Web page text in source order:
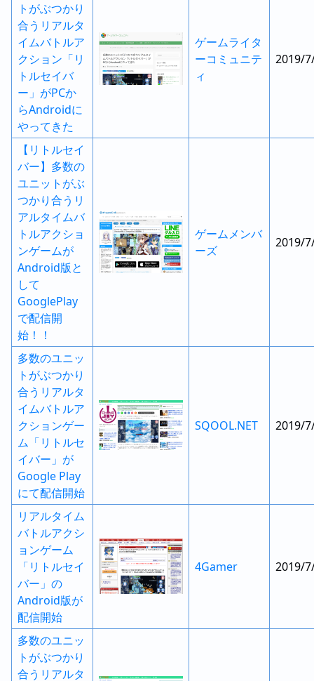
トがぶつかり
合うリアルタ
イムバトルア
クション「リ
トルセイバ
ー」がPCか
らAndroidに
やってきた
ゲームライタ
ーコミュニテ
ィ
2019/
【リトルセイ
バー】多数の
ユニットがぶ
つかり合うリ
アルタイムバ
トルアクショ
ンゲームが
Android版と
して
GooglePlay
で配信開
始！！
ゲームメンバ
ーズ
2019/
多数のユニッ
トがぶつかり
合うリアルタ
イムバトルア
クションゲー
ム「リトルセ
イバー」が
Google Play
にて配信開始
SQOOL.NET 2019/
リアルタイム
バトルアクシ
ョンゲーム
「リトルセイ
バー」の
Android版が
配信開始
4Gamer 2019/
多数のユニッ
トがぶつかり
合うリアルタ